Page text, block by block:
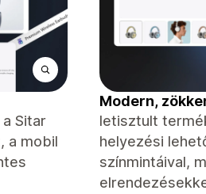
Sitar
a mobil
Modern,
letisztult
helyezési
színmintáival,